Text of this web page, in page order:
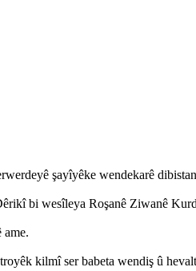
şayîyêke wendekarê
bi wesîleya Roşanê Ziwanê
ame.
kilmî ser babeta wendiş û